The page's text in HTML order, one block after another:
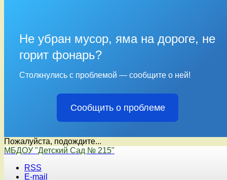
Не убран мусор, яма на дороге, не
горит фонарь?
Столкнулись с проблемой — сообщите о ней!
Сообщить о проблеме
Пожалуйста, подождите...
Перейти
содержимому
МБДОУ "Детский Сад № 215"
RSS
E-mail